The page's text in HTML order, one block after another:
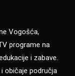
Vogošća,
programe na
i zabave.
običaje područja